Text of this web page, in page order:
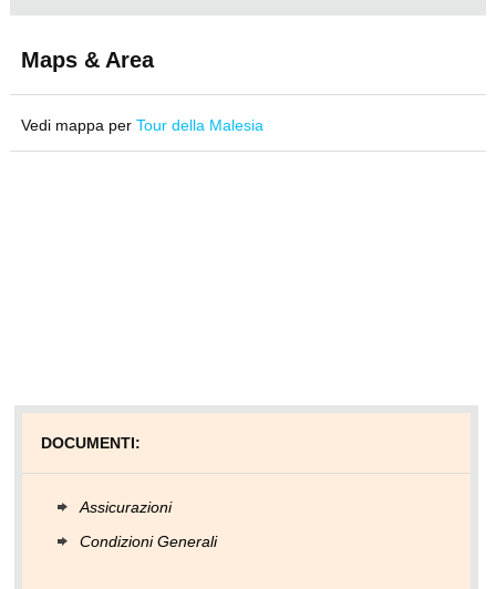
Maps & Area
Vedi mappa per Tour della Malesia
DOCUMENTI:
Assicurazioni
Condizioni Generali